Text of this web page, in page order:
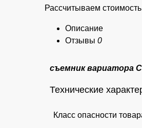
Рассчитываем
Описание
Отзывы 0
съемник вариатора
Технические
Класс опасности